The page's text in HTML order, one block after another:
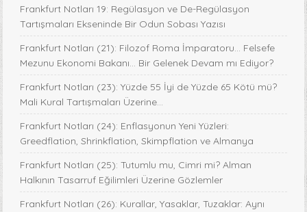
Frankfurt Notları 19: Regülasyon ve De-Regülasyon
Tartışmaları Ekseninde Bir Odun Sobası Yazısı
Frankfurt Notları (21): Filozof Roma İmparatoru… Felsefe
Mezunu Ekonomi Bakanı… Bir Gelenek Devam mı Ediyor?
Frankfurt Notları (23): Yüzde 55 İyi de Yüzde 65 Kötü mü?
Mali Kural Tartışmaları Üzerine…
Frankfurt Notları (24): Enflasyonun Yeni Yüzleri:
Greedflation, Shrinkflation, Skimpflation ve Almanya
Frankfurt Notları (25): Tutumlu mu, Cimri mi? Alman
Halkının Tasarruf Eğilimleri Üzerine Gözlemler
Frankfurt Notları (26): Kurallar, Yasaklar, Tuzaklar: Aynı